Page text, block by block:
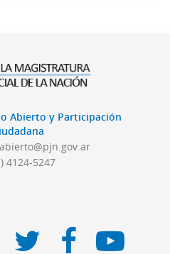
Abierto y Participación
4124-5247